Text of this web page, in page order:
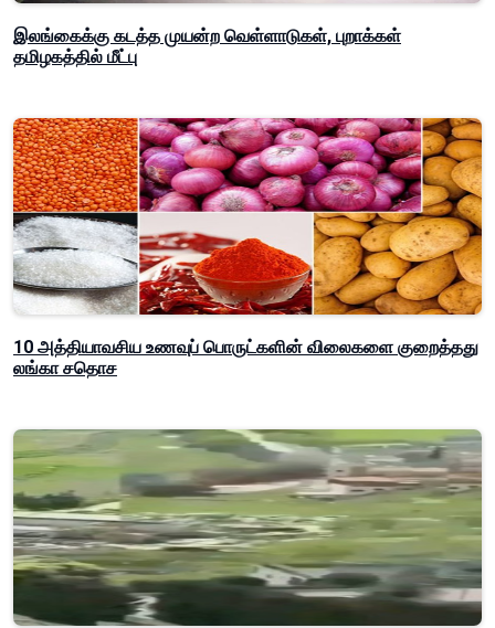
இலங்கைக்கு கடத்த முயன்ற வெள்ளாடுகள், புறாக்கள்
தமிழகத்தில் மீட்பு
10 அத்தியாவசிய உணவுப் பொருட்களின் விலைகளை குறைத்தது
லங்கா சதொச